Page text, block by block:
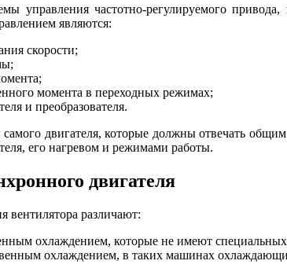
управления частотно­-регулируемого
являются:
скорости;
момента в переходных режимах;
и преобразователя.
двигателя, которые должны отвечать
его нагревом и режимами работы.
двигателя
вентилятора различают:
охлаждением, которые не имеют
охлаждением, в таких машинах